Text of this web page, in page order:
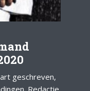
geschreven,